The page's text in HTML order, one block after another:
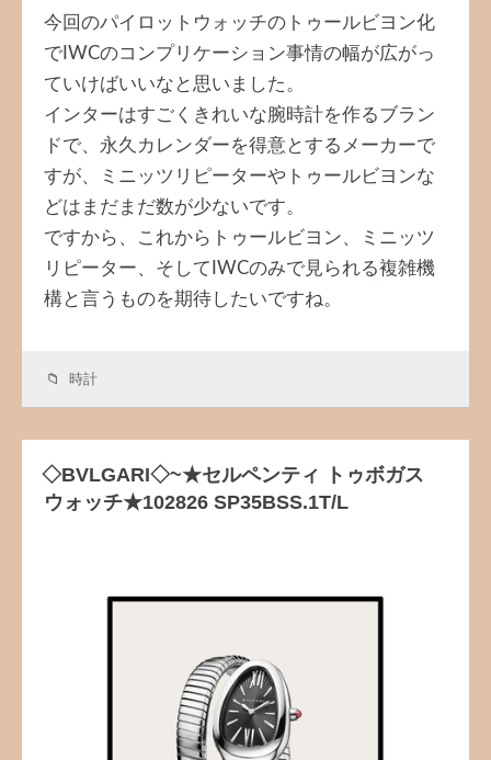
今回のパイロットウォッチのトゥールビヨン化
でIWCのコンプリケーション事情の幅が広がっ
ていけばいいなと思いました。
インターはすごくきれいな腕時計を作るブラン
ドで、永久カレンダーを得意とするメーカーで
すが、ミニッツリピーターやトゥールビヨンな
どはまだまだ数が少ないです。
ですから、これからトゥールビヨン、ミニッツ
リピーター、そしてIWCのみで見られる複雑機
構と言うものを期待したいですね。
時計
◇BVLGARI◇~★セルペンティ トゥボガス
ウォッチ★102826 SP35BSS.1T/L